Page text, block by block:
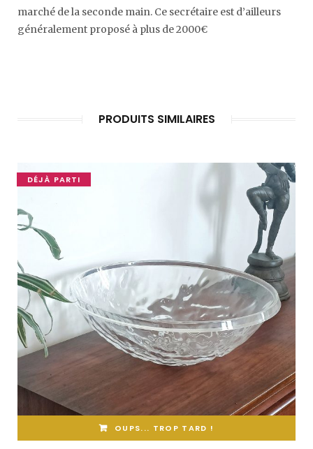
marché de la seconde main. Ce secrétaire est d’ailleurs
généralement proposé à plus de 2000€
PRODUITS SIMILAIRES
DÉJÀ PARTI
OUPS... TROP TARD !